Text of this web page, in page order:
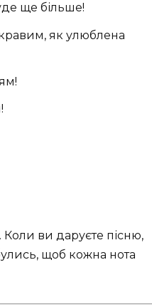
ще більше!
як улюблена
ви даруєте пісню,
щоб кожна нота